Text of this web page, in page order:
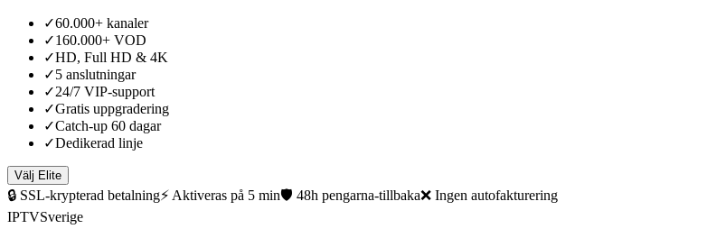
✓60.000+ kanaler
✓160.000+ VOD
✓HD, Full HD & 4K
✓5 anslutningar
✓24/7 VIP-support
✓Gratis uppgradering
✓Catch-up 60 dagar
✓Dedikerad linje
Välj Elite
🔒 SSL-krypterad betalning⚡ Aktiveras på 5 min🛡️ 48h pengarna-tillbaka❌ Ingen autofakturering
IPTVSverige